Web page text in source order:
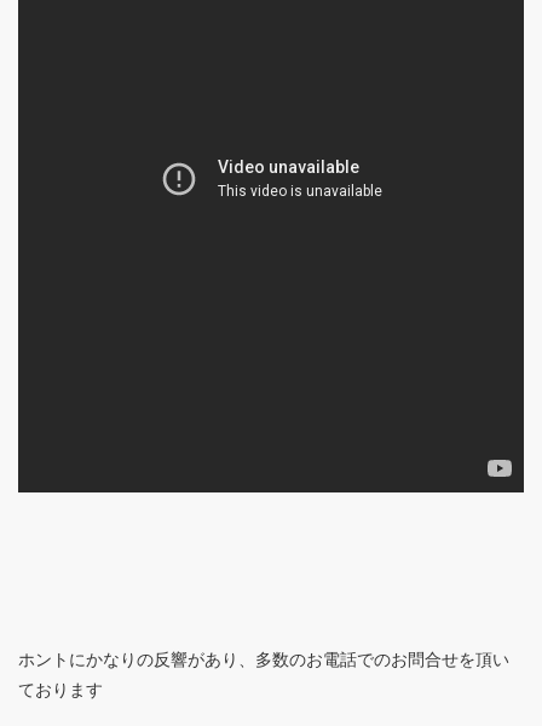
ホントにかなりの反響があり、多数のお電話でのお問合せを頂い
ております